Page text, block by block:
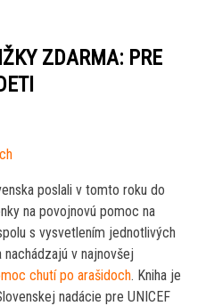
ZDARMA: PRE
poslali v tomto roku do
na povojnovú pomoc na
s vysvetlením jednotlivých
v najnovšej
chutí po arašidoch. Kniha je
nadácie pre UNICEF